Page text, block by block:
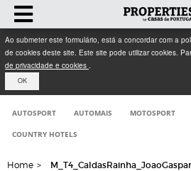
Ao submeter este formulário, está a concordar com a
de cookies deste site. Este site pode utilizar cookies.
de privacidade e cookies .
OK
AUTOSPORT AUTOMAIS MOTOSPORT
COUNTRY HOTELS
Home >